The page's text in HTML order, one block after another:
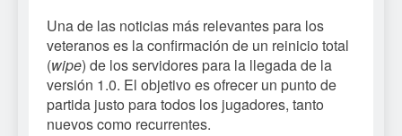
Una de las noticias más relevantes para los
veteranos es la confirmación de un reinicio total
(wipe) de los servidores para la llegada de la
versión 1.0. El objetivo es ofrecer un punto de
partida justo para todos los jugadores, tanto
nuevos como recurrentes.